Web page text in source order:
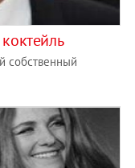
собственный